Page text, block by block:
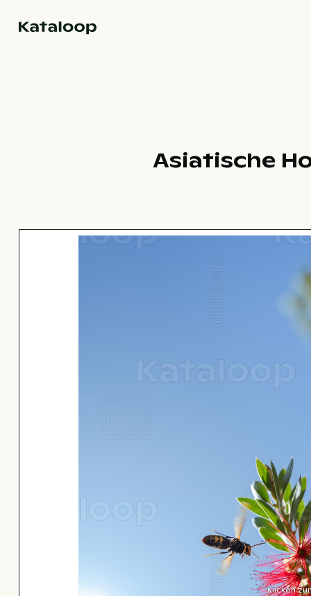
Asiatische
Klicken